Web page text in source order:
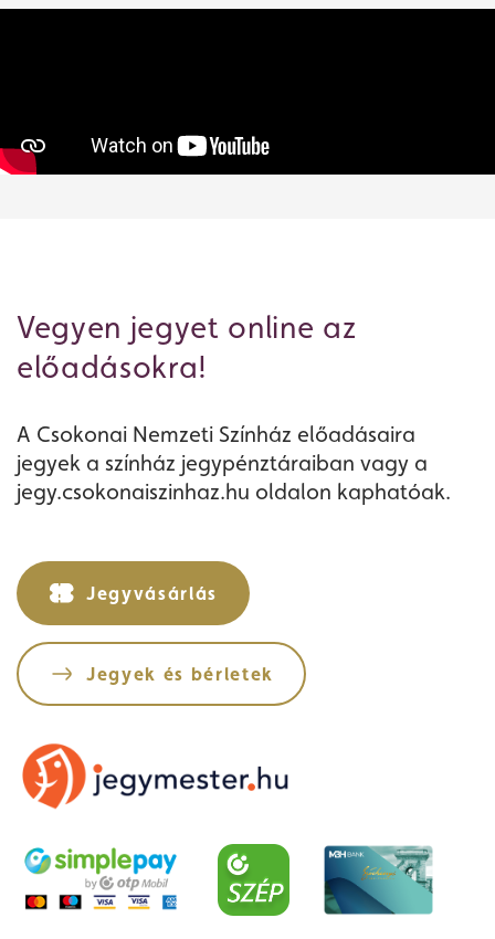
Vegyen jegyet online az
előadásokra!
A Csokonai Nemzeti Színház előadásaira
jegyek a színház jegypénztáraiban vagy a
jegy.csokonaiszinhaz.hu oldalon kaphatóak.
Jegyvásárlás
Jegyek és bérletek